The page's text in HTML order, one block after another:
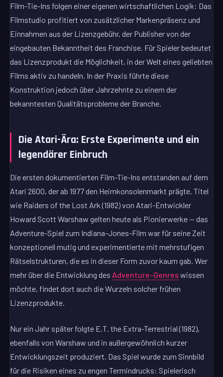
Film-Tie-Ins folgen einer eigenen wirtschaftlichen Logik: Das
Filmstudio profitiert von zusätzlicher Markenpräsenz und
Einnahmen aus der Lizenzgebühr, der Publisher von der
eingebauten Bekanntheit des Franchise. Für Spieler bedeutet
das Lizenzprodukt die Möglichkeit, in der Welt eines geliebten
Films aktiv zu handeln. In der Praxis führte diese
Konstruktion jedoch über Jahrzehnte zu einem der
bekanntesten Qualitätsprobleme der Branche.
Die Atari-Ära: Erste Experimente und ein
legendärer Einbruch
Die ersten dokumentierten Film-Tie-Ins entstanden auf dem
Atari 2600, der ab 1977 den Heimkonsolenmarkt prägte. Titel
wie Raiders of the Lost Ark (1982) von Atari-Entwickler
Howard Scott Warshaw gelten heute als Pionierwerke — das
Adventure-Spiel zum Indiana-Jones-Film war für seine Zeit
konzeptionell mutig und experimentierte mit mehrstufigen
Rätselstrukturen, die es in dieser Form zuvor kaum gab. Wer
mehr über die Entwicklung des Adventure-Genreswissen
möchte, findet dort auch die Wurzeln solcher frühen
Lizenzprodukte.
Nur ein Jahr später folgte E.T. the Extra-Terrestrial (1982),
ebenfalls von Warshaw und in außergewöhnlich kurzer
Entwicklungszeit produziert. Das Spiel wurde zum Sinnbild
für die Risiken eines zu engen Termindrucks: Spielerisch